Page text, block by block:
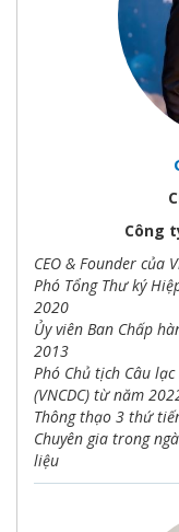
Công
CEO & Founder của
Phó Tổng Thư ký
2020
Ủy viên Ban Chấp
2013
Phó Chủ tịch Câu
(VNCDC) từ năm
Thông thạo 3 thứ
Chuyên gia trong
liệu